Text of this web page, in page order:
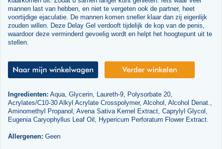
mannen last van hebben, en niet te vergeten ook de partner, heet
voortijdige ejaculatie. De mannen komen sneller klaar dan zij eigenlijk
zouden willen. Deze Delay Gel verdooft tijdelijk de kop van de penis,
waardoor deze verminderd gevoelig wordt en helpt het hoogtepunt uit te
stellen.
Ingredienten: Aqua, Glycerin, Laureth-9, Polysorbate 20,
Acrylates/C10-30 Alkyl Acrylate Crosspolymer, Alcohol, Alcohol Denat.,
Aminomethyl Propanol, Avena Sativa Kernel Extract, Caprylyl Glycol,
Eugenia Caryophyllus Leaf Oil, Hypericum Perforatum Flower Extract.
Allergenen: Geen